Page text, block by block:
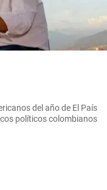
del año de El País
políticos colombianos